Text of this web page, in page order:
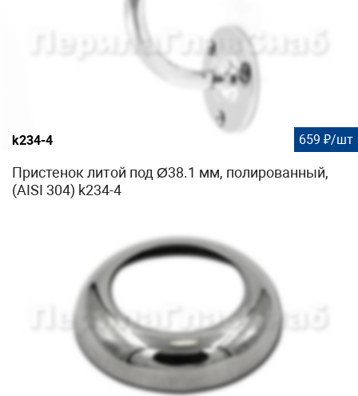
k234-4 659 ₽/шт
Пристенок литой под Ø38.1 мм, полированный,
(AISI 304) k234-4